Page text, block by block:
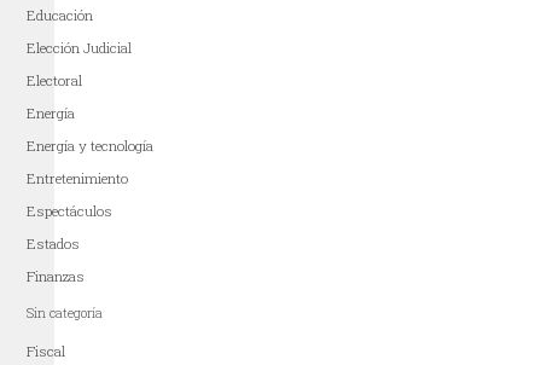
Educación
Elección Judicial
Electoral
Energía
Energía y tecnología
Entretenimiento
Espectáculos
Estados
Finanzas
Sin categoría
Fiscal